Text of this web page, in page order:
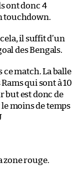
ont donc 4
touchdown.
il suffit d’un
des Bengals.
match. La balle
qui sont à 10
but est donc de
moins de temps
zone rouge.